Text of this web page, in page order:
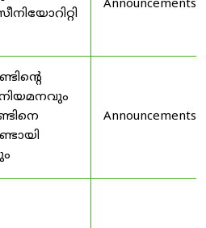
Announcements
Announcements